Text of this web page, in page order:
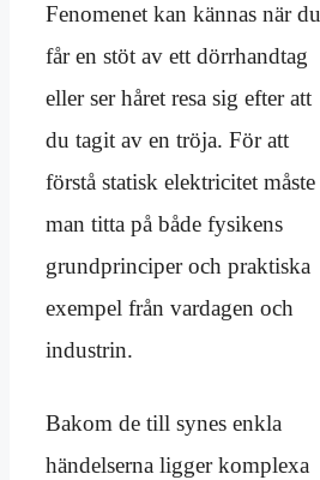
Fenomenet kan kännas när du
får en stöt av ett dörrhandtag
eller ser håret resa sig efter att
du tagit av en tröja. För att
förstå statisk elektricitet måste
man titta på både fysikens
grundprinciper och praktiska
exempel från vardagen och
industrin.
Bakom de till synes enkla
händelserna ligger komplexa